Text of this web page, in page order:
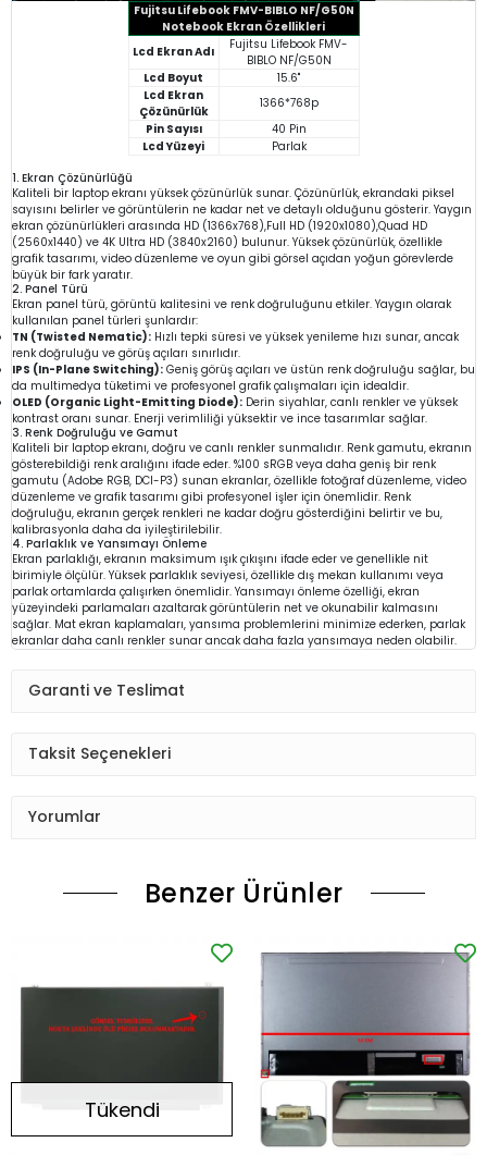
Fujitsu Lifebook FMV-BIBLO NF/G50N
Notebook Ekran Özellikleri
Lcd Ekran Adı
Fujitsu Lifebook FMV-
BIBLO NF/G50N
Lcd Boyut
15.6"
Lcd Ekran
Çözünürlük
1366*768p
Pin Sayısı
40 Pin
Lcd Yüzeyi
Parlak
1. Ekran Çözünürlüğü
Kaliteli bir laptop ekranı yüksek çözünürlük sunar. Çözünürlük, ekrandaki piksel
sayısını belirler ve görüntülerin ne kadar net ve detaylı olduğunu gösterir. Yaygın
ekran çözünürlükleri arasında HD (1366x768),Full HD (1920x1080),Quad HD
(2560x1440) ve 4K Ultra HD (3840x2160) bulunur. Yüksek çözünürlük, özellikle
grafik tasarımı, video düzenleme ve oyun gibi görsel açıdan yoğun görevlerde
büyük bir fark yaratır.
2. Panel Türü
Ekran panel türü, görüntü kalitesini ve renk doğruluğunu etkiler. Yaygın olarak
kullanılan panel türleri şunlardır:
TN (Twisted Nematic): Hızlı tepki süresi ve yüksek yenileme hızı sunar, ancak
renk doğruluğu ve görüş açıları sınırlıdır.
IPS (In-Plane Switching): Geniş görüş açıları ve üstün renk doğruluğu sağlar, bu
da multimedya tüketimi ve profesyonel grafik çalışmaları için idealdir.
OLED (Organic Light-Emitting Diode): Derin siyahlar, canlı renkler ve yüksek
kontrast oranı sunar. Enerji verimliliği yüksektir ve ince tasarımlar sağlar.
3. Renk Doğruluğu ve Gamut
Kaliteli bir laptop ekranı, doğru ve canlı renkler sunmalıdır. Renk gamutu, ekranın
gösterebildiği renk aralığını ifade eder. %100 sRGB veya daha geniş bir renk
gamutu (Adobe RGB, DCI-P3) sunan ekranlar, özellikle fotoğraf düzenleme, video
düzenleme ve grafik tasarımı gibi profesyonel işler için önemlidir. Renk
doğruluğu, ekranın gerçek renkleri ne kadar doğru gösterdiğini belirtir ve bu,
kalibrasyonla daha da iyileştirilebilir.
4. Parlaklık ve Yansımayı Önleme
Ekran parlaklığı, ekranın maksimum ışık çıkışını ifade eder ve genellikle nit
birimiyle ölçülür. Yüksek parlaklık seviyesi, özellikle dış mekan kullanımı veya
parlak ortamlarda çalışırken önemlidir. Yansımayı önleme özelliği, ekran
yüzeyindeki parlamaları azaltarak görüntülerin net ve okunabilir kalmasını
sağlar. Mat ekran kaplamaları, yansıma problemlerini minimize ederken, parlak
ekranlar daha canlı renkler sunar ancak daha fazla yansımaya neden olabilir.
Garanti ve Teslimat
Taksit Seçenekleri
Yorumlar
Benzer Ürünler
Tükendi